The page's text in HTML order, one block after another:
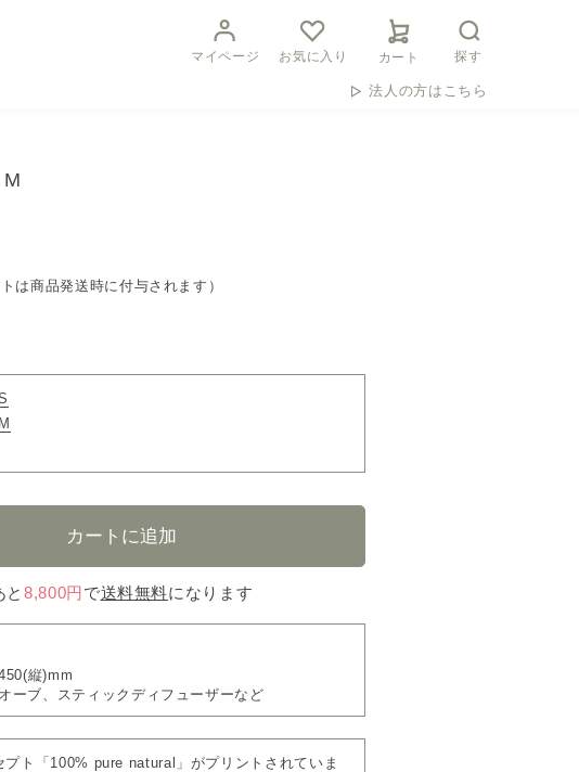
マイページ お気に入り カート 探す
法人の方はこちら
は商品発送時に付与されます）
と8,800円 で送料無料になります
縦)mm
ーブ、スティックディフューザーなど
プト「100% pure natural」がプリントされていま